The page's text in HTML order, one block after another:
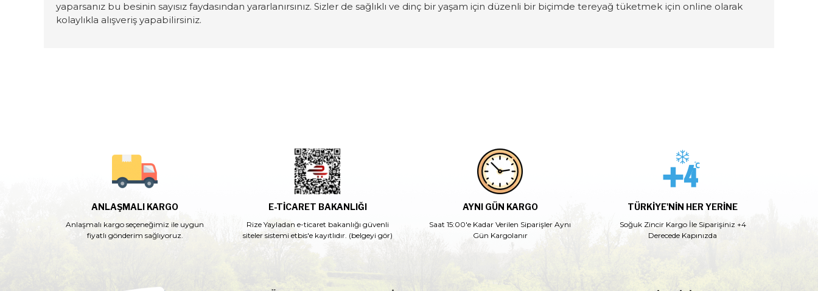
yaparsanız bu besinin sayısız faydasından yararlanırsınız. Sizler de sağlıklı ve dinç bir yaşam için düzenli bir biçimde tereyağ tüketmek için online olarak
kolaylıkla alışveriş yapabilirsiniz.
ANLAŞMALI KARGO
Anlaşmalı kargo seçeneğimiz ile uygun
fiyatlı gönderim sağlıyoruz.
E-TİCARET BAKANLIĞI
Rize Yayladan e-ticaret bakanlığı güvenli
siteler sistemi etbis'e kayıtlıdır. (belgeyi gör)
AYNI GÜN KARGO
Saat 15:00'e Kadar Verilen Siparişler Aynı
Gün Kargolanır
TÜRKIYE'NIN HER YERINE
Soğuk Zincir Kargo İle Siparişiniz +4
Derecede Kapınızda